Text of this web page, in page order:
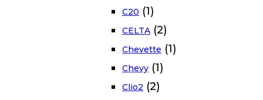
C20 (1)
CELTA (2)
Chevette (1)
Chevy (1)
Clio2 (2)